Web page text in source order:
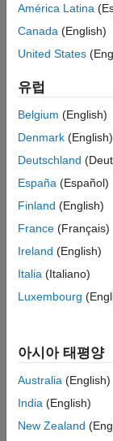
대용량 파일과 빅데이터
MapReduce
datastore
이 페이지 내용
구문
설명
입력 인수
이름-값 인수
출력 인수
제한 사항
버전 내역
참고 항목
모음으로부터
커서 메모리에
ds를 만든 후에
예제
ds= datastore(
쌍의 인수를 사
데이터저장소
예제
예제
모두 축소
텍스트
샘플 파일
데이터가 들어
숫자형 열에
América Latina
Canada (English)
United States
유럽
Belgium (English)
Denmark (English)
Deutschland
España (Español)
Finland (English)
France (Français)
Ireland (English)
Italia (Italiano)
Luxembourg
아시아 태평양
Australia (English)
India (English)
New Zealand